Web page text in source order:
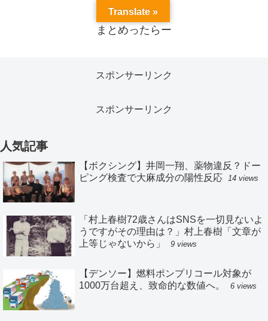
まとめったらー
スポンサーリンク
スポンサーリンク
人気記事
【ボクシング】井岡一翔、薬物違反？ドー
ピング検査で大麻成分の陽性反応
14 views
「村上春樹72歳さんはSNSを一切見ないよ
うですがその理由は？」村上春樹「文章が
上等じゃないから」
9 views
【デンソー】燃料ポンプリコール対象が
1000万台超え、致命的な数値へ。
6 views
Translate »